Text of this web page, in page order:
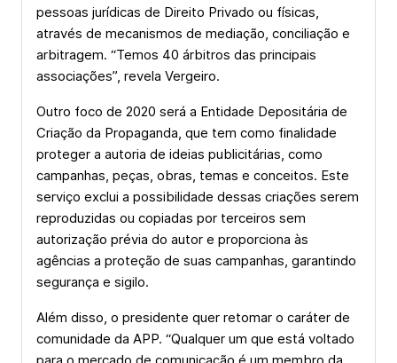
pessoas jurídicas de Direito Privado ou físicas,
através de mecanismos de mediação, conciliação e
arbitragem. “Temos 40 árbitros das principais
associações”, revela Vergeiro.
Outro foco de 2020 será a Entidade Depositária de
Criação da Propaganda, que tem como finalidade
proteger a autoria de ideias publicitárias, como
campanhas, peças, obras, temas e conceitos. Este
serviço exclui a possibilidade dessas criações serem
reproduzidas ou copiadas por terceiros sem
autorização prévia do autor e proporciona às
agências a proteção de suas campanhas, garantindo
segurança e sigilo.
Além disso, o presidente quer retomar o caráter de
comunidade da APP. “Qualquer um que está voltado